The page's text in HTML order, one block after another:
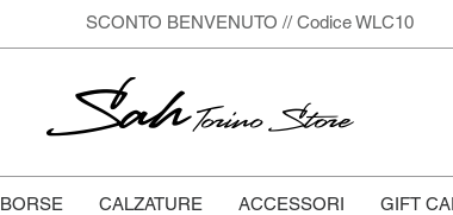
SCONTO BENVENUTO // Codice WLC10
SahTorino Store
BORSE CALZATURE ACCESSORI GIFT